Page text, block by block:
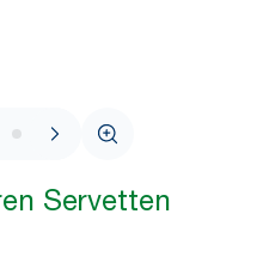
Servetten